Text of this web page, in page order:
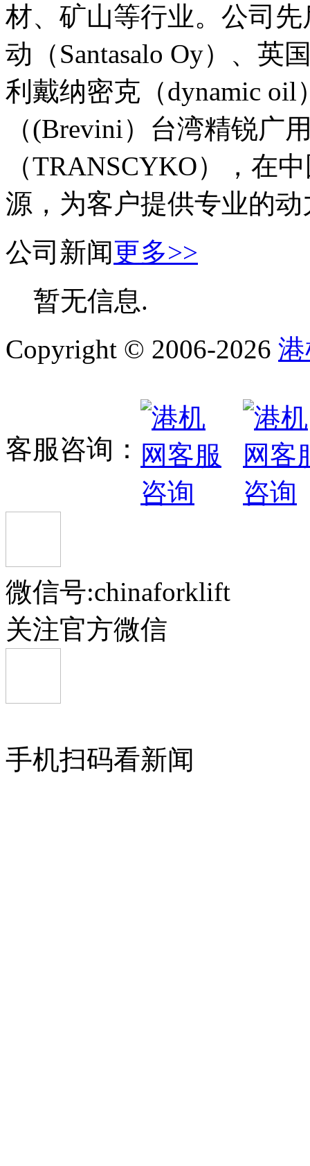
材、矿山等行业。公司
动（Santasalo Oy）、英
利戴纳密克（dynamic
（(Brevini）台湾精锐广
（TRANSCYKO），在
源，为客户提供专业的
公司新闻更多>>
暂无信息.
Copyright © 2006-2026
客服咨询：
微信号:chinaforklift
关注官方微信
手机扫码看新闻